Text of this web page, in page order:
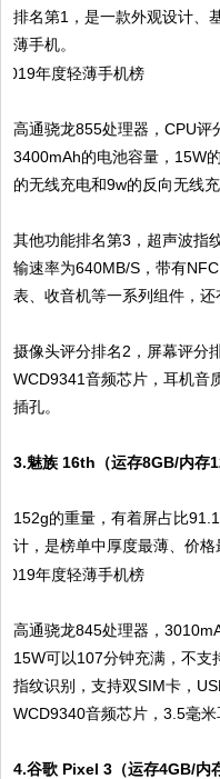
排名第1，是一款外观设计、
薄手机。
高通骁龙855处理器，CPU评
3400mAh的电池容量，15W
的无线充电和9w的反向无线充
其他功能排名第3，超声波指
输速率为640MB/S，带有
表、收音机等一系列组件，还
摄像头评分排名2，屏幕评分
WCD9341音频芯片，耳机音
插孔。
3.魅族 16th（运存8GB/内存
152g的重量，有着屏占比
计，是榜单中厚度最薄、价格
高通骁龙845处理器，
15W可以107分钟充满，不支
指纹识别，支持双SIM卡，
WCD9340音频芯片，3.5毫米
4.谷歌 Pixel 3（运存4GB/内